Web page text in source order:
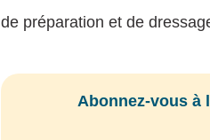
de préparation et de
Abonnez-vous à